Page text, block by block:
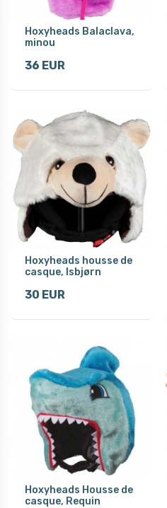
Hoxyheads Balaclava,
minou
36 EUR
Hoxyheads housse de
casque, Isbjørn
30 EUR
Hoxyheads Housse de
casque, Requin